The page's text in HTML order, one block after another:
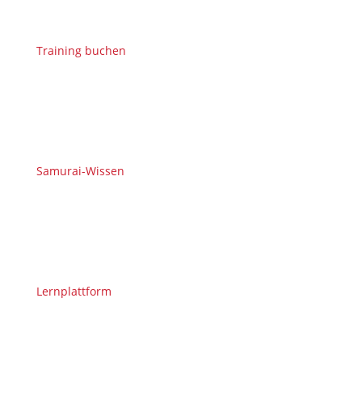
Training buchen
Samurai-Wissen
Lernplattform